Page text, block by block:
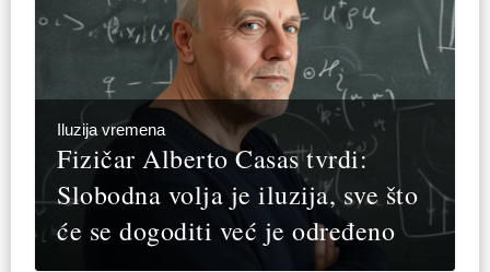
Iluzija vremena
Fizičar Alberto Casas tvrdi:
Slobodna volja je iluzija, sve što
će se dogoditi već je određeno